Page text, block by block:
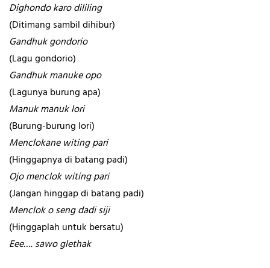
Dighondo karo dililing
(Ditimang sambil dihibur)
Gandhuk gondorio
(Lagu gondorio)
Gandhuk manuke opo
(Lagunya burung apa)
Manuk manuk lori
(Burung-burung lori)
Menclokane witing pari
(Hinggapnya di batang padi)
Ojo menclok witing pari
(Jangan hinggap di batang padi)
Menclok o seng dadi siji
(Hinggaplah untuk bersatu)
Eee…. sawo glethak